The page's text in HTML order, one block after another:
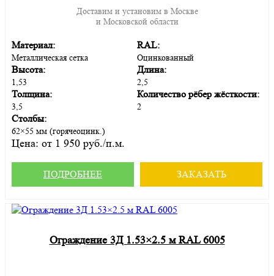
Доставим и установим в Москве
и Московской области
Материал:
Металлическая сетка
RAL:
Оцинкованный
Высота:
1,53
Длина:
2,5
Толщина:
3,5
Количество рёбер жёсткости:
2
Столбы:
62×55 мм (горячеоцинк.)
Цена: от 1 950 руб./п.м.
ПОДРОБНЕЕ ЗАКАЗАТЬ
Ограждение 3Д 1.53×2.5 м RAL 6005